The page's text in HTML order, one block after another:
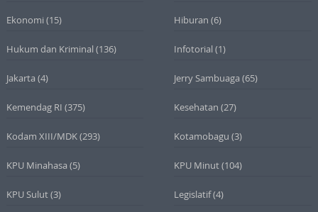
Ekonomi (15) Hiburan (6)
Hukum dan Kriminal (136) Infotorial (1)
Jakarta (4) Jerry Sambuaga (65)
Kemendag RI (375) Kesehatan (27)
Kodam XIII/MDK(293) Kotamobagu (3)
KPU Minahasa (5) KPU Minut(104)
KPU Sulut(3) Legislatif(4)